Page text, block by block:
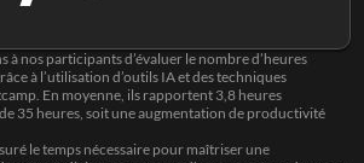
à nos participants d’évaluer le nombre d’heures
à l’utilisation d’outils IA et des techniques
En moyenne, ils rapportent 3,8 heures
35 heures, soit une augmentation de productivité
le temps nécessaire pour maîtriser une